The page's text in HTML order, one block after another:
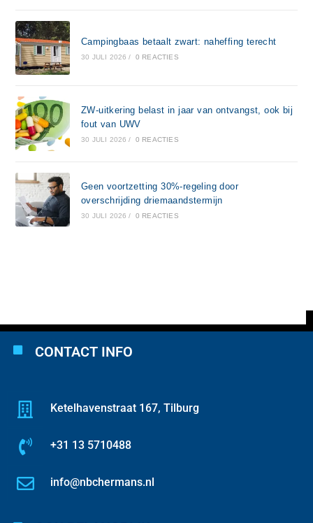
Campingbaas betaalt zwart: naheffing terecht
30 JULI 2026 / 0 REACTIES
ZW-uitkering belast in jaar van ontvangst, ook bij
fout van UWV
30 JULI 2026 / 0 REACTIES
Geen voortzetting 30%-regeling door
overschrijding driemaandstermijn
30 JULI 2026 / 0 REACTIES
CONTACT INFO
Ketelhavenstraat 167, Tilburg
+31 13 5710488
info@nbchermans.nl